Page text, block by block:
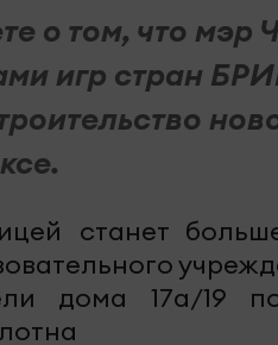
о том, что мэр
игр стран
станет
дома 17а/19